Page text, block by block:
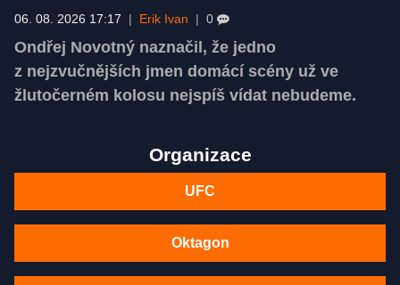
06. 08. 2026 17:17 | Erik Ivan | 0
Ondřej Novotný naznačil, že jedno
z nejzvučnějších jmen domácí scény už ve
žlutočerném kolosu nejspíš vídat nebudeme.
Organizace
UFC
Oktagon